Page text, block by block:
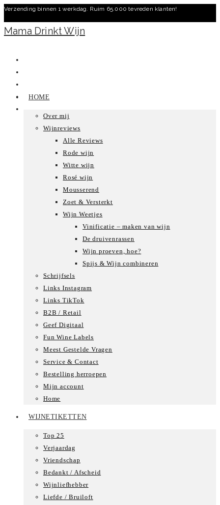
Ga
naar
inhoud
Verzending binnen 1 werkdag. Ruim 65.000 tevreden klanten!
Mama Drinkt Wijn
HOME
Over mij
Wijnreviews
Alle Reviews
Rode wijn
Witte wijn
Rosé wijn
Mousserend
Zoet & Versterkt
Wijn Weetjes
Vinificatie – maken van wijn
De druivenrassen
Wijn proeven, hoe?
Spijs & Wijn combineren
Schrijfsels
Links Instagram
Links TikTok
B2B / Retail
Geef Digitaal
Fun Wine Labels
Meest Gestelde Vragen
Service & Contact
Bestelling herroepen
Mijn account
Home
WIJNETIKETTEN
Top 25
Verjaardag
Vriendschap
Bedankt / Afscheid
Wijnliefhebber
Liefde / Bruiloft